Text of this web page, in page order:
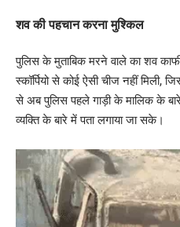
शव की पहचान करना मुश्किल
पुलिस के मुताबिक मरने वाले का शव
स्कॉर्पियो से कोई ऐसी चीज नहीं
से अब पुलिस पहले गाड़ी के मालिक के
व्यक्ति के बारे में पता लगाया जा सके।